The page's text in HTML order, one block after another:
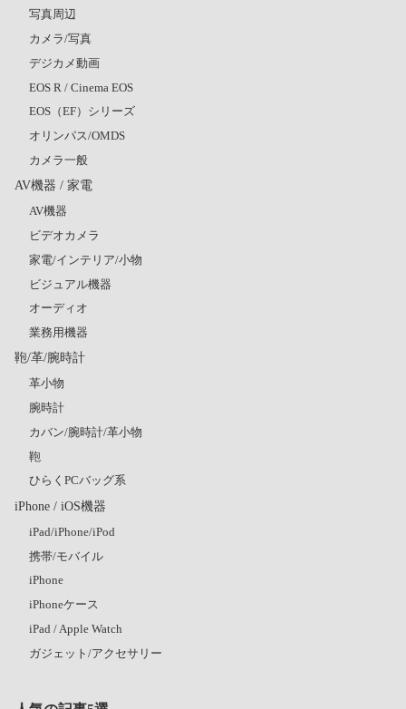
写真周辺
カメラ/写真
デジカメ動画
EOS R / Cinema EOS
EOS（EF）シリーズ
オリンパス/OMDS
カメラ一般
AV機器 / 家電
AV機器
ビデオカメラ
家電/インテリア/小物
ビジュアル機器
オーディオ
業務用機器
鞄/革/腕時計
革小物
腕時計
カバン/腕時計/革小物
鞄
ひらくPCバッグ系
iPhone / iOS機器
iPad/iPhone/iPod
携帯/モバイル
iPhone
iPhoneケース
iPad / Apple Watch
ガジェット/アクセサリー